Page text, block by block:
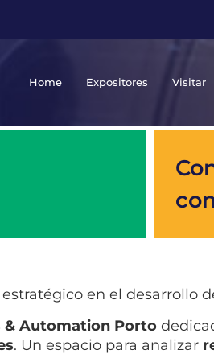
Home Expositores Visitar
en el desarrollo
& Automation Porto
. Un espacio para analizar